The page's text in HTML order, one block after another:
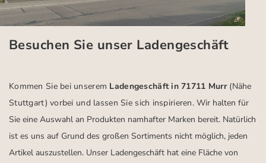
Besuchen Sie unser Ladengeschäft
Kommen Sie bei unserem Ladengeschäft in 71711 Murr (Nähe
Stuttgart) vorbei und lassen Sie sich inspirieren.Wir halten für
Sie eine Auswahl an Produkten namhafter Marken bereit. Natürlich
ist es uns auf Grund des großen Sortiments nicht möglich, jeden
Artikel auszustellen. Unser Ladengeschäft hat eine Fläche von